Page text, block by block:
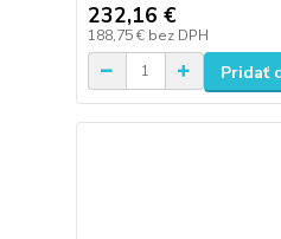
232,16 €
188,75 € bez DPH
Pridať